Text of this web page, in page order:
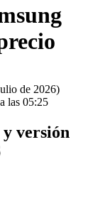
de 2026)
las 05:25
versión